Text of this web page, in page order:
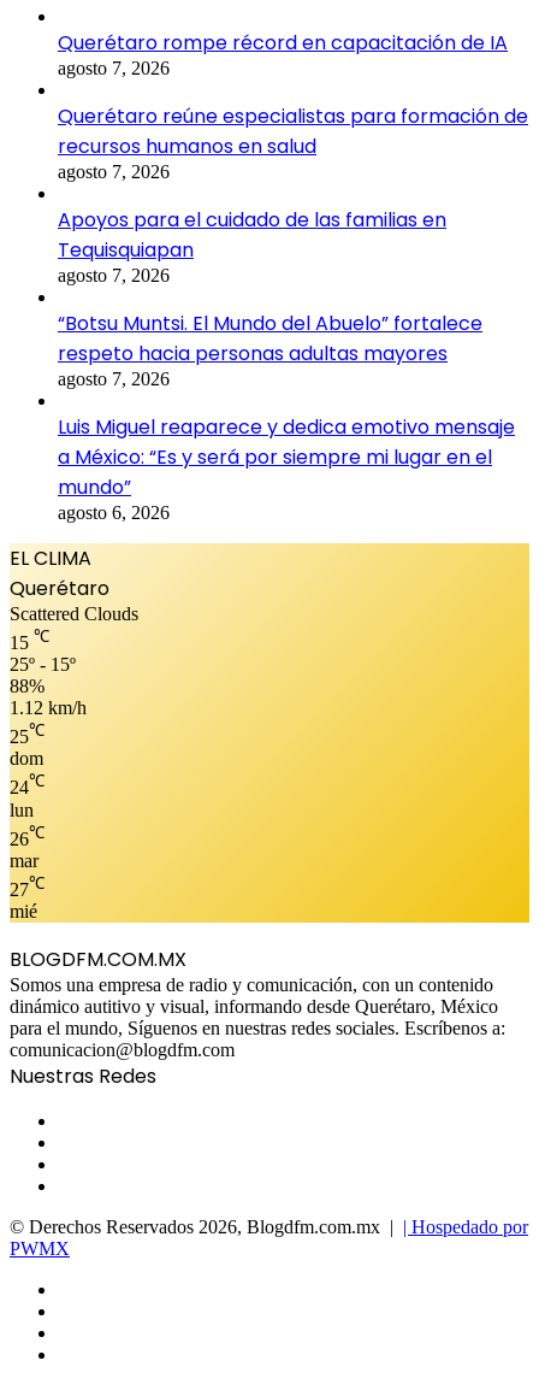
Querétaro rompe récord en capacitación de IA
agosto 7, 2026
Querétaro reúne especialistas para formación de
recursos humanos en salud
agosto 7, 2026
Apoyos para el cuidado de las familias en
Tequisquiapan
agosto 7, 2026
“Botsu Muntsi. El Mundo del Abuelo” fortalece
respeto hacia personas adultas mayores
agosto 7, 2026
Luis Miguel reaparece y dedica emotivo mensaje
a México: “Es y será por siempre mi lugar en el
mundo”
agosto 6, 2026
EL CLIMA
Querétaro
Scattered Clouds
15 ℃
25º - 15º
88%
1.12 km/h
25℃
dom
24℃
lun
26℃
mar
27℃
mié
BLOGDFM.COM.MX
Somos una empresa de radio y comunicación, con un contenido
dinámico autitivo y visual, informando desde Querétaro, México
para el mundo, Síguenos en nuestras redes sociales. Escríbenos a:
comunicacion@blogdfm.com
Nuestras Redes
© Derechos Reservados 2026, Blogdfm.com.mx | | Hospedado por
PWMX